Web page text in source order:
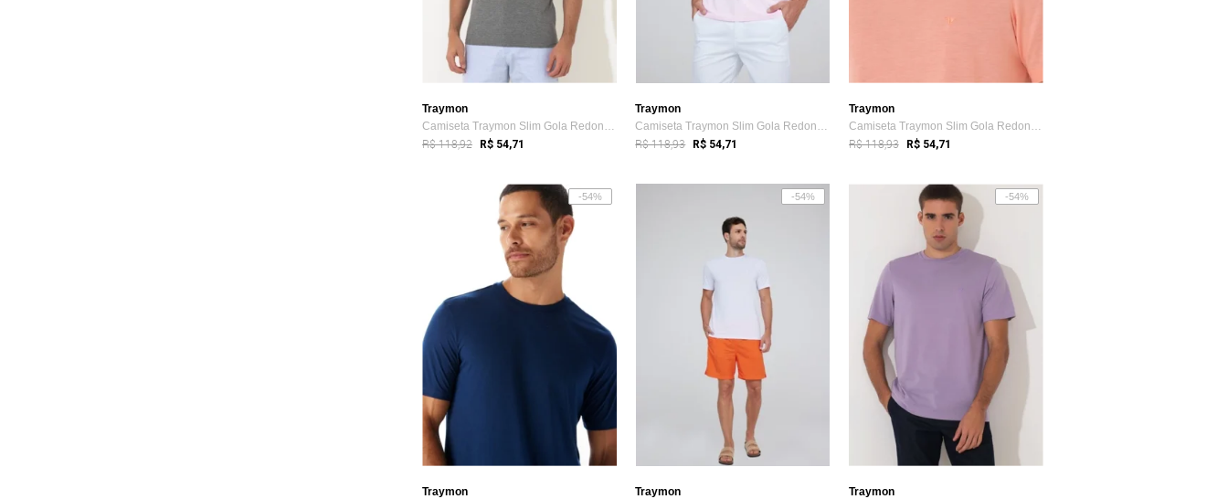
Traymon
Camiseta Traymon Slim Gola Redonda Cinza Mescla
R$ 118,92 R$ 54,71
Traymon
Camiseta Traymon Slim Gola Redonda Rosa Claro
R$ 118,93 R$ 54,71
Traymon
Camiseta Traymon Slim Gola Redonda Laranja Claro
R$ 118,93 R$ 54,71
-54%
Traymon
-54%
Traymon
-54%
Traymon